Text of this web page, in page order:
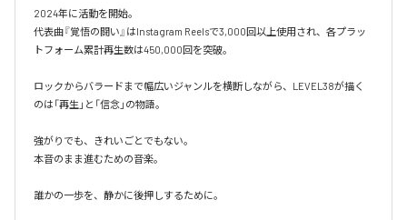
2024年に活動を開始。
代表曲『覚悟の闘い』はInstagram Reelsで3,000回以上使用され、各プラッ
トフォーム累計再生数は450,000回を突破。
ロックからバラードまで幅広いジャンルを横断しながら、LEVEL38が描く
のは「再生」と「信念」の物語。
強がりでも、きれいごとでもない。
本音のまま進むための音楽。
誰かの一歩を、静かに後押しするために。